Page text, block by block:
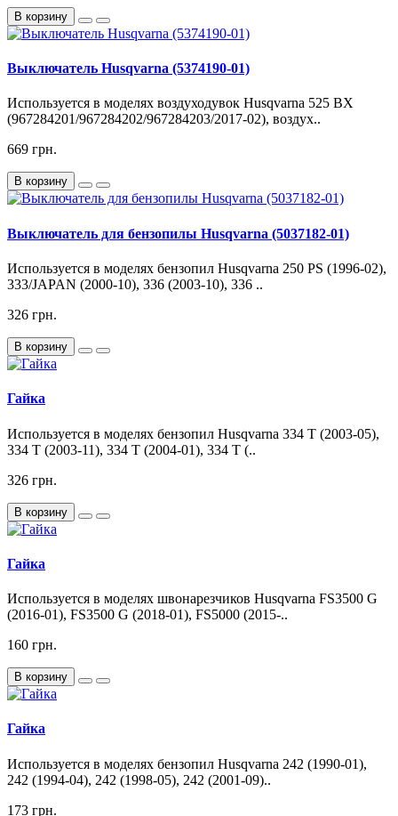
В корзину
Выключатель Husqvarna (5374190-01)
Используется в моделях воздуходувок Husqvarna 525 BX
(967284201/967284202/967284203/2017-02), воздух..
669 грн.
В корзину
Выключатель для бензопилы Husqvarna (5037182-01)
Используется в моделях бензопил Husqvarna 250 PS (1996-02),
333/JAPAN (2000-10), 336 (2003-10), 336 ..
326 грн.
В корзину
Гайка
Используется в моделях бензопил Husqvarna 334 T (2003-05),
334 T (2003-11), 334 T (2004-01), 334 T (..
326 грн.
В корзину
Гайка
Используется в моделях швонарезчиков Husqvarna FS3500 G
(2016-01), FS3500 G (2018-01), FS5000 (2015-..
160 грн.
В корзину
Гайка
Используется в моделях бензопил Husqvarna 242 (1990-01),
242 (1994-04), 242 (1998-05), 242 (2001-09)..
173 грн.